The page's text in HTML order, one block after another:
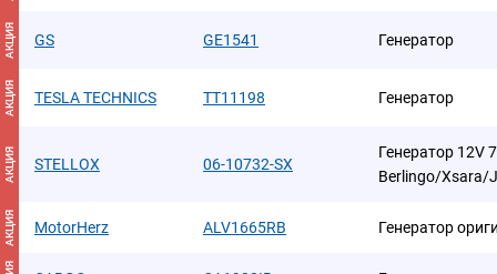
АКЦИЯ GS GE1541 Генератор
АКЦИЯ TESLA TECHNICS TT11198 Генератор
АКЦИЯ STELLOX 06-10732-SX
Генератор 12V
Berlingo/Xsara/
АКЦИЯ MotorHerz ALV1665RB Генератор